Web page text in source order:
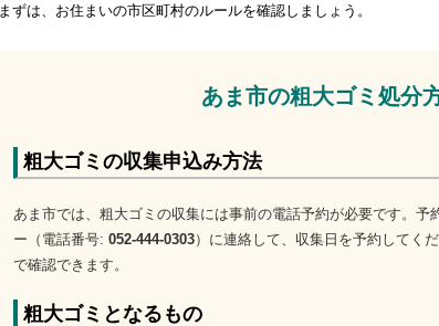
まずは、お住まいの市区町村のルールを確認しましょう。
あま市の粗大ゴミ処分
粗大ゴミの収集申込み方法
あま市では、粗大ゴミの収集には事前の電話予約が必要です。予
ー（電話番号: 052-444-0303）に連絡して、収集日を予約してく
で確認できます。
粗大ゴミとなるもの